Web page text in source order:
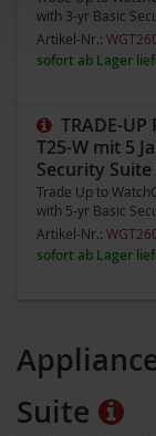
with 3-yr Basic
Artikel-Nr.:
sofort ab Lager
TRADE-
T25-W mit 5
Security
Trade Up to
with 5-yr Basic
Artikel-Nr.:
sofort ab Lager
Suite